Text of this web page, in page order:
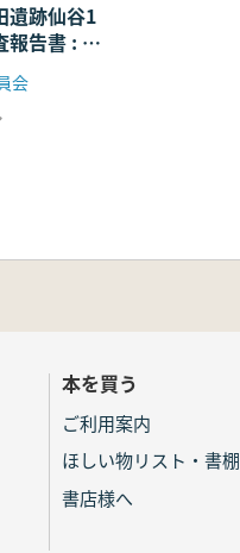
遺跡仙谷1
報告書 : 第
会
本を買う
ご利用案内
ほしい物リスト・書棚
書店様へ